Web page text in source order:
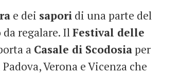
e dei sapori di una parte del
regalare. IlFestival delle
a Casale di Scodosiaper
Verona e Vicenza che